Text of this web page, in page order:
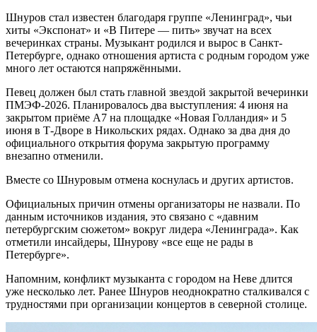
Шнуров стал известен благодаря группе «Ленинград», чьи
хиты «Экспонат» и «В Питере — пить» звучат на всех
вечеринках страны. Музыкант родился и вырос в Санкт-
Петербурге, однако отношения артиста с родным городом уже
много лет остаются напряжёнными.
Певец должен был стать главной звездой закрытой вечеринки
ПМЭФ-2026. Планировалось два выступления: 4 июня на
закрытом приёме А7 на площадке «Новая Голландия» и 5
июня в Т-Дворе в Никольских рядах. Однако за два дня до
официального открытия форума закрытую программу
внезапно отменили.
Вместе со Шнуровым отмена коснулась и других артистов.
Официальных причин отмены организаторы не назвали. По
данным источников издания, это связано с «давним
петербургским сюжетом» вокруг лидера «Ленинграда». Как
отметили инсайдеры, Шнурову «все еще не рады в
Петербурге».
Напомним, конфликт музыканта с городом на Неве длится
уже несколько лет. Ранее Шнуров неоднократно сталкивался с
трудностями при организации концертов в северной столице.